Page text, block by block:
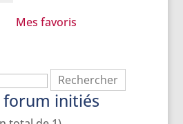
Mes favoris
forum initiés